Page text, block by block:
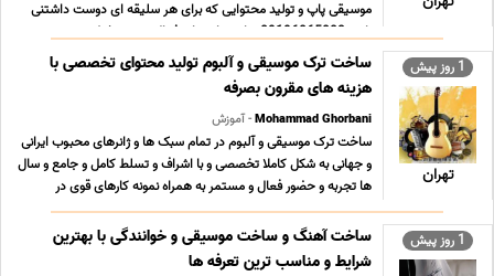
موسیقی پاپ و تولید محتوایی که برای هر سلیقه ای دوست داشتنی
باشد 09196065003 پیام رسان های فعال همین خط ... ...
1 روز پیش
تهران
ساخت ترک موسیقی و آلبوم تولید محتوای تخصصی با
هزینه های مقرون بصرفه
Mohammad Ghorbani- آموزش
ساخت ترک موسیقی و آلبوم در تمام سبک ها و ژانرهای محبوب ایرانی
و جهانی به شکل کاملا تخصصی و با اشراف و تسلط کامل و جامع و سال
ها تجربه و حضور فعال و مستمر به همراه نمونه کارهای قوی در
سبکهای مختلف و تعرفه های بسیار مناسب ؛ استثنایی و حداقلی تولید
محتوای فاخر و ارزشمند موسیقی کلیه ... ...
1 روز پیش
ساخت آهنگ و ساخت موسیقی و خوانندگی با بهترین
شرایط و مناسب ترین تعرفه ها